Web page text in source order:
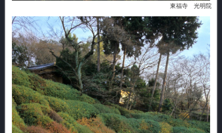
東福寺 光明院